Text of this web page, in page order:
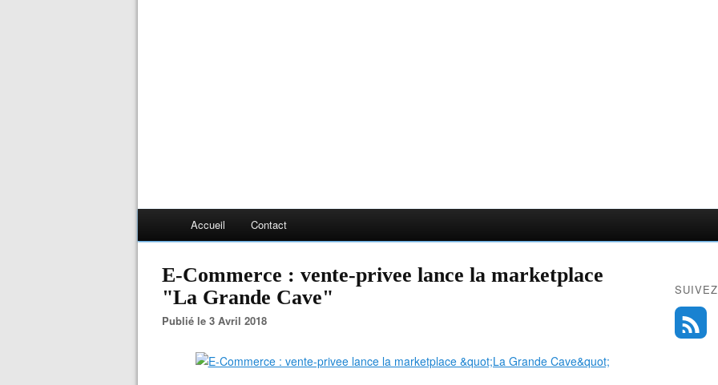
Accueil Contact
E-Commerce : vente-privee lance la marketplace
"La Grande Cave"
Publié le 3 Avril 2018